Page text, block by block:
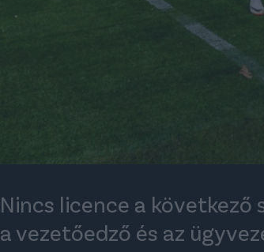
Nincs licence a
a vezetőedző és az